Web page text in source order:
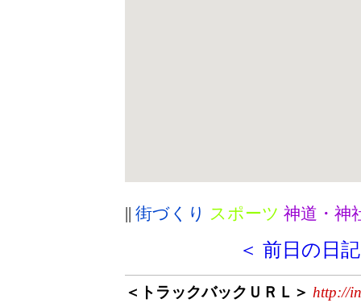
|| 街づくり スポーツ 神道・神
＜ 前日の日記
＜トラックバックＵＲＬ＞ http://